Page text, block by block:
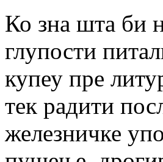
Ко зна шта би
глупости
купеу пре
тек радити
железничке